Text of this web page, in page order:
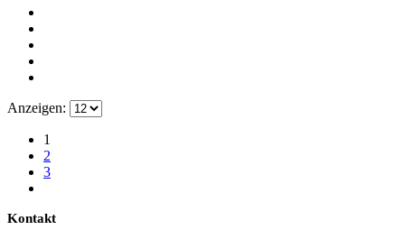
Anzeigen:
1
2
3
Kontakt